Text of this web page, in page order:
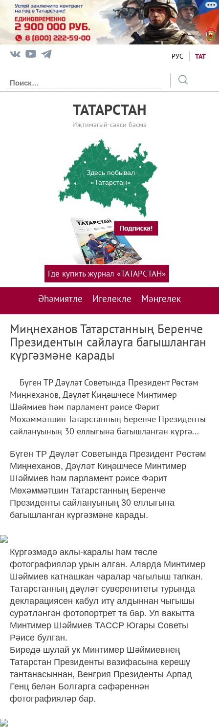
РУС ТАТ
ТАТАРСТАН
Иҗтимагый-сәяси басма
Здесь побывал
«Татарстан»
Әһәмиятле Игелекле Мәңгелек
Где купить журнал «ТАТАРСТАН»
Миңнеханов Татарстанның Беренче
Президентын сайлауга багышланган
күргәзмәне карады
Бүген ТР Дәүләт Советында Президент Рөстәм
Миңнеханов, Дәүләт Киңәшчесе Минтимер
Шәймиев һәм парламент рәисе Фәрит
Мөхәммәтшин Татарстанның Беренче Президенты
сайлануының 30 еллыгына багышланган күргә...
Бүген ТР Дәүләт Советында Президент Рөстәм
Миңнеханов, Дәүләт Киңәшчесе Минтимер
Шәймиев һәм парламент рәисе Фәрит
Мөхәммәтшин Татарстанның Беренче
Президенты сайлануының 30 еллыгына
багышланган күргәзмәне карады.
Күргәзмәдә аклы-каралы һәм төсле
фотографияләр урын алган. Аларда Минтимер
Шәймиев катнашкан чаралар чагылыш тапкан.
Татарстанның дәүләт суверенитеты турында
декларациясен кабул итү алдыннан чыгышы
сурәтләнгән фотопортрет та бар. Ул вакытта
Минтимер Шәймиев ТАССР Югары Советы
Рәисе булган.
Биредә шулай ук Минтимер Шәймиевнең
Татарстан Президенты вазифасына керешү
тантанасыннан, Венгрия Президенты Арпад
Генц белән Болгарга сәфәреннән
фотографияләр бар.